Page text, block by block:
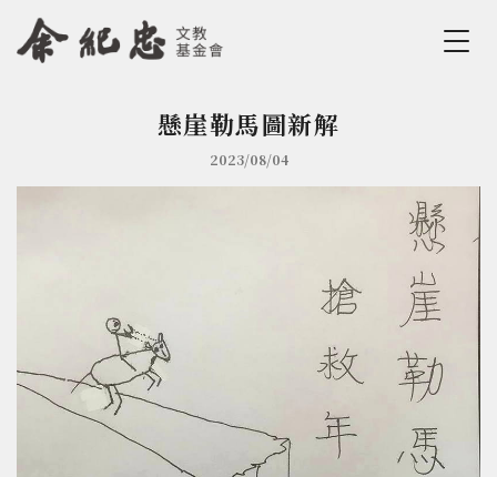
Jump to Navigation
Jump to Main content
懸崖勒馬圖新解
2023/08/04